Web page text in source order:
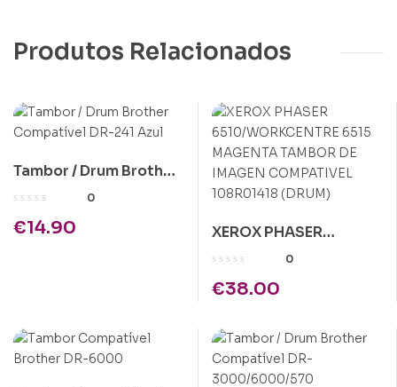
Produtos Relacionados
Tambor / Drum Brother
Compatível DR-241
0
€14.90
XEROX PHASER
6510/WORKCENTRE
TAMBOR DE IMAGEN
108R01418 (DRUM)
0
€38.00